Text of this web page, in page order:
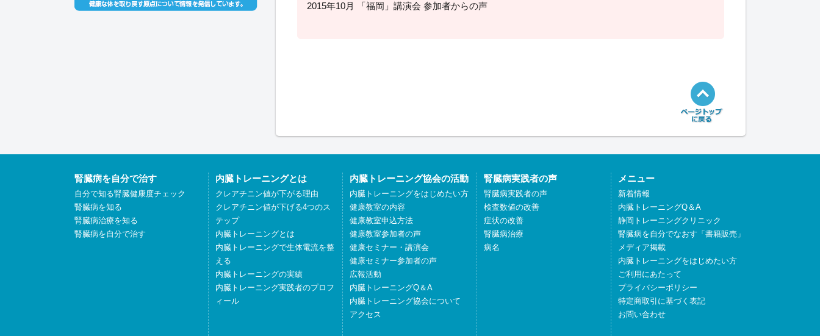
2015年10月 「福岡」講演会 参加者からの声
腎臓病を自分で治す
自分で知る腎臓健康度チェック
腎臓病を知る
腎臓病治療を知る
腎臓病を自分で治す
内臓トレーニングとは
クレアチニン値が下がる理由
クレアチニン値が下げる4つのス
テップ
内臓トレーニングとは
内臓トレーニングで生体電流を整
える
内臓トレーニングの実績
内臓トレーニング実践者のプロフ
ィール
内臓トレーニング協会の活動
内臓トレーニングをはじめたい方
健康教室の内容
健康教室申込方法
健康教室参加者の声
健康セミナー・講演会
健康セミナー参加者の声
広報活動
内臓トレーニングQ＆A
内臓トレーニング協会について
アクセス
腎臓病実践者の声
腎臓病実践者の声
検査数値の改善
症状の改善
腎臓病治療
病名
メニュー
新着情報
内臓トレーニングQ＆A
静岡トレーニングクリニック
腎臓病を自分でなおす「書籍販売」
メディア掲載
内臓トレーニングをはじめたい方
ご利用にあたって
プライバシーポリシー
特定商取引に基づく表記
お問い合わせ